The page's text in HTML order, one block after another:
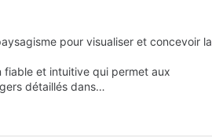
pour visualiser et concevoir la
fiable et intuitive qui permet aux
détaillés dans…